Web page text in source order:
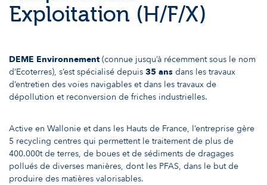
Exploitation (H/F/X)
DEME Environnement (connue jusqu’à récemment sous le nom
d’Ecoterres), s’est spécialisé depuis 35 ans dans les travaux
d’entretien des voies navigables et dans les travaux de
dépollution et reconversion de friches industrielles.
Active en Wallonie et dans les Hauts de France, l’entreprise gère
5 recycling centres qui permettent le traitement de plus de
400.000t de terres, de boues et de sédiments de dragages
pollués de diverses manières, dont les PFAS, dans le but de
produire des matières valorisables.